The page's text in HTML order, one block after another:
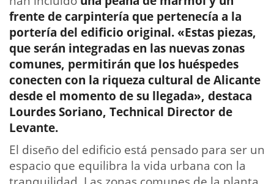
frente de carpintería que pertenecía a la
portería del edificio original. «Estas piezas,
que serán integradas en las nuevas zonas
comunes, permitirán que los huéspedes
conecten con la riqueza cultural de Alicante
desde el momento de su llegada», destaca
Lourdes Soriano, Technical Director de
Levante.
El diseño del edificio está pensado para ser un
espacio que equilibra la vida urbana con la